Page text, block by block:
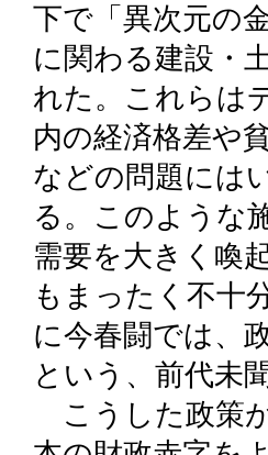
下で「異次元の
に関わる建設・
れた。これらは
内の経済格差や
などの問題には
る。このような
需要を大きく喚
もまったく不十
に今春闘では、
という、前代未
こうした政策